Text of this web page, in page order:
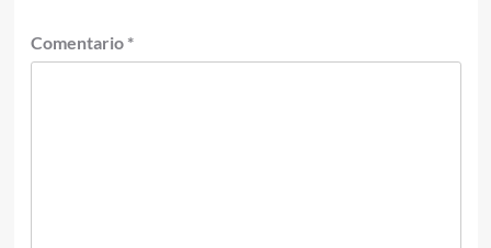
Comentario *